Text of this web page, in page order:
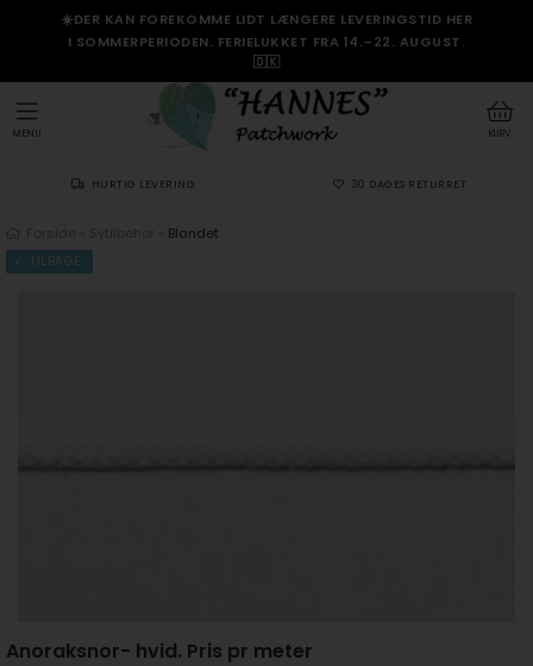
☀️DER KAN FOREKOMME LIDT LÆNGERE LEVERINGSTID HER
I SOMMERPERIODEN. FERIELUKKET FRA 14.–22. AUGUST.
🇩🇰
KURV
MENU
HURTIG LEVERING 30 DAGES RETURRET
Blandet
TILBAGE
Anoraksnor- hvid. Pris pr meter